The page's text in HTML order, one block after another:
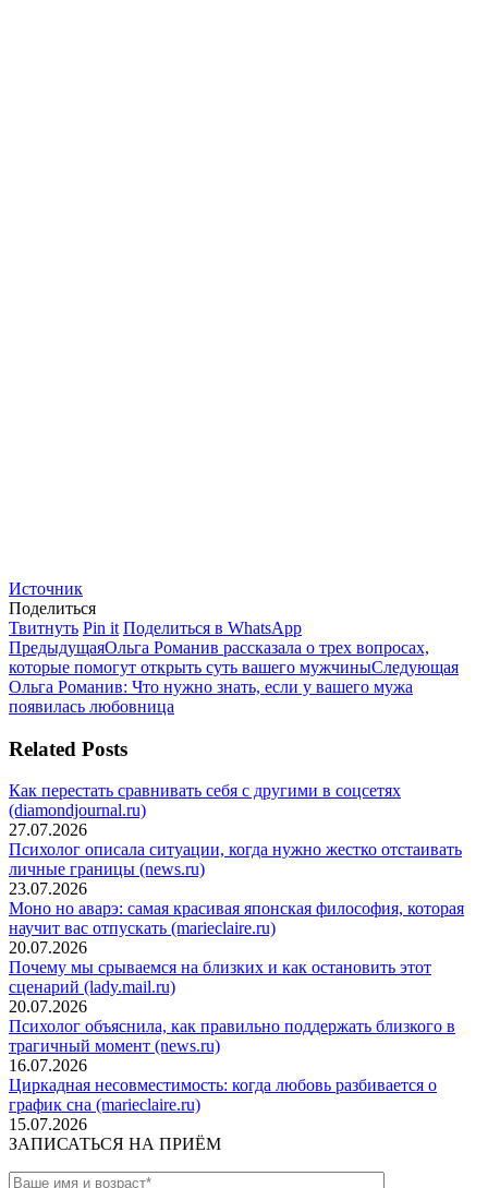
Источник
Поделиться
ТвитнутьПоделиться
в
Twitter
Pin itПоделиться
в
Pinterest
Поделиться в WhatsAppПоделиться
в
WhatsApp
Навигация
по
записям
ПредыдущаяПредыдущая
запись:
Ольга Романив рассказала о трех вопросах,
которые помогут открыть суть вашего мужчиныСледующая
Ольга Романив: Что нужно знать, если у вашего мужа
появилась любовница
Related Posts
Как перестать сравнивать себя с другими в соцсетях
(diamondjournal.ru)
27.07.2026
Психолог описала ситуации, когда нужно жестко отстаивать
личные границы (news.ru)
23.07.2026
Моно но аварэ: самая красивая японская философия, которая
научит вас отпускать (marieclaire.ru)
20.07.2026
Почему мы срываемся на близких и как остановить этот
сценарий (lady.mail.ru)
20.07.2026
Психолог объяснила, как правильно поддержать близкого в
трагичный момент (news.ru)
16.07.2026
Циркадная несовместимость: когда любовь разбивается о
график сна (marieclaire.ru)
15.07.2026
ЗАПИСАТЬСЯ НА ПРИЁМ